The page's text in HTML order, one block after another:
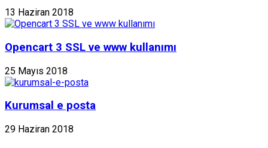
13 Haziran 2018
Opencart 3 SSL ve www kullanımı
25 Mayıs 2018
Kurumsal e posta
29 Haziran 2018